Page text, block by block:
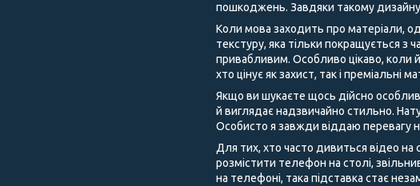
пошкоджень. Завдяки такому
Коли мова заходить про матеріали,
текстуру, яка тільки покращується з
привабливим. Особливо цікаво, коли
хто цінує як захист, так і преміальні
Якщо ви шукаєте щось дійсно
й виглядає надзвичайно стильно.
Особисто я завжди віддаю перевагу
Для тих, хто часто дивиться відео
розмістити телефон на столі,
на телефоні, така підставка стає